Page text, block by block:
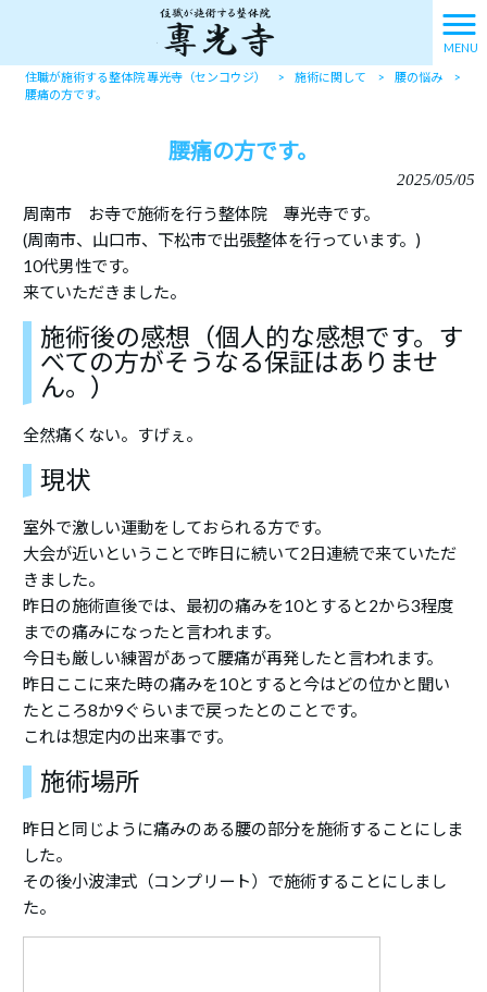
MENU
住職が施術する整体院 專光寺（センコウジ） > 施術に関して > 腰の悩み
>
腰痛の方です。
腰痛の方です。
2025/05/05
周南市 お寺で施術を行う整体院 專光寺です。
(周南市、山口市、下松市で出張整体を行っています。)
10代男性です。
来ていただきました。
施術後の感想（個人的な感想です。す
べての方がそうなる保証はありませ
ん。）
全然痛くない。すげぇ。
現状
室外で激しい運動をしておられる方です。
大会が近いということで昨日に続いて2日連続で来ていただ
きました。
昨日の施術直後では、最初の痛みを10とすると2から3程度
までの痛みになったと言われます。
今日も厳しい練習があって腰痛が再発したと言われます。
昨日ここに来た時の痛みを10とすると今はどの位かと聞い
たところ8か9ぐらいまで戻ったとのことです。
これは想定内の出来事です。
施術場所
昨日と同じように痛みのある腰の部分を施術することにしま
した。
その後小波津式（コンプリート）で施術することにしまし
た。